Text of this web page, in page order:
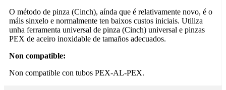
O método de pinza (Cinch), aínda que é relativamente novo, é o
máis sinxelo e normalmente ten baixos custos iniciais. Utiliza
unha ferramenta universal de pinza (Cinch) universal e pinzas
PEX de aceiro inoxidable de tamaños adecuados.
Non compatible:
Non compatible con tubos PEX-AL-PEX.